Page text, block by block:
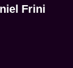
Frini